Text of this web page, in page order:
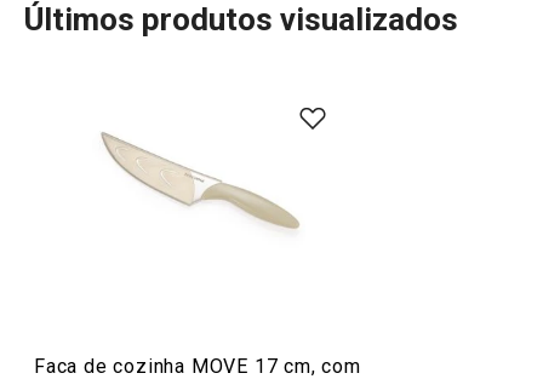
Essenciais de Verão
Últimos produtos visualizados
Faca de cozinha MOVE 17 cm, com